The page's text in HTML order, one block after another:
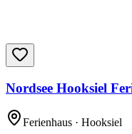
Nordsee Hooksiel
Ferienhaus · Hooksiel